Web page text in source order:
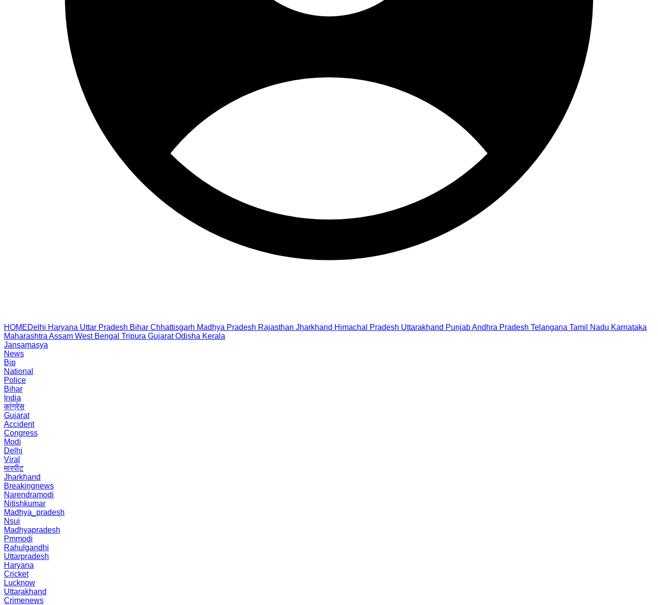
HOMEDelhi Haryana Uttar Pradesh Bihar Chhattisgarh Madhya Pradesh Rajasthan Jharkhand Himachal Pradesh Uttarakhand PunjabAndhra Pradesh Telangana Tamil Nadu Karnataka
Maharashtra Assam West Bengal Tripura Gujarat Odisha Kerala
Jansamasya
News
Bjp
National
Police
Bihar
India
कांग्रेस
Gujarat
Accident
Congress
Modi
Delhi
Viral
मारपीट
Jharkhand
Breakingnews
Narendramodi
Nitishkumar
Madhya_pradesh
Nsui
Madhyapradesh
Pmmodi
Rahulgandhi
Uttarpradesh
Haryana
Cricket
Lucknow
Uttarakhand
Crimenews